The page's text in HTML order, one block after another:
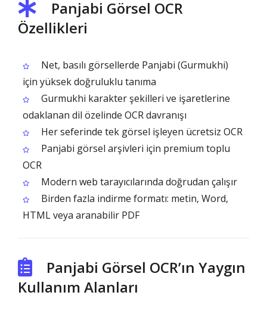
Panjabi Görsel OCR
Özellikleri
Net, basılı görsellerde Panjabi (Gurmukhi)
için yüksek doğruluklu tanıma
Gurmukhi karakter şekilleri ve işaretlerine
odaklanan dil özelinde OCR davranışı
Her seferinde tek görsel işleyen ücretsiz OCR
Panjabi görsel arşivleri için premium toplu
OCR
Modern web tarayıcılarında doğrudan çalışır
Birden fazla indirme formatı: metin, Word,
HTML veya aranabilir PDF
Panjabi Görsel OCR’ın Yaygın
Kullanım Alanları